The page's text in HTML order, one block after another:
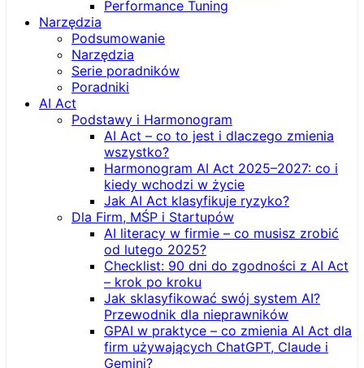
Performance Tuning
Narzędzia
Podsumowanie
Narzędzia
Serie poradników
Poradniki
AI Act
Podstawy i Harmonogram
AI Act – co to jest i dlaczego zmienia
wszystko?
Harmonogram AI Act 2025–2027: co i
kiedy wchodzi w życie
Jak AI Act klasyfikuje ryzyko?
Dla Firm, MŚP i Startupów
AI literacy w firmie – co musisz zrobić
od lutego 2025?
Checklist: 90 dni do zgodności z AI Act
– krok po kroku
Jak sklasyfikować swój system AI?
Przewodnik dla nieprawników
GPAI w praktyce – co zmienia AI Act dla
firm używających ChatGPT, Claude i
Gemini?